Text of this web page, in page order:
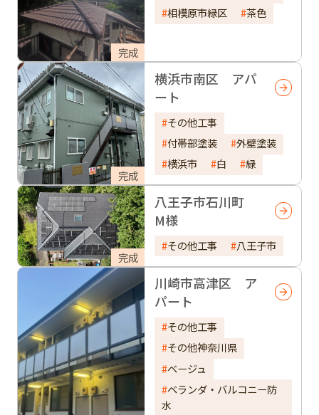
完成
相模原市緑区
茶色
完成
横浜市南区 アパ
ート
その他工事
付帯部塗装
外壁塗装
横浜市
白 緑
完成
八王子市石川町
M様
その他工事 八王子市
川崎市高津区 ア
パート
その他工事
その他神奈川県
ベージュ
ベランダ・バルコニー防
水